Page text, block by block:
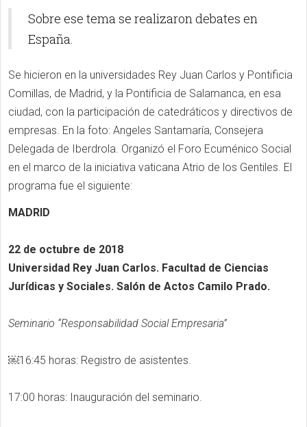
Sobre ese tema se realizaron debates en
España.
Se hicieron en la universidades Rey Juan Carlos y Pontificia
Comillas, de Madrid, y la Pontificia de Salamanca, en esa
ciudad, con la participación de catedráticos y directivos de
empresas. En la foto: Angeles Santamaría, Consejera
Delegada de Iberdrola. Organizó el Foro Ecuménico Social
en el marco de la iniciativa vaticana Atrio de los Gentiles. El
programa fue el siguiente:
MADRID
22 de octubre de 2018
Universidad Rey Juan Carlos. Facultad de Ciencias
Jurídicas y Sociales. Salón de Actos Camilo Prado.
Seminario “Responsabilidad Social Empresaria”
￼16:45 horas: Registro de asistentes.
17:00 horas: Inauguración del seminario.